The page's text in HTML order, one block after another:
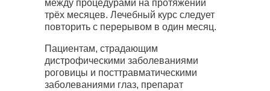
между процедурами на протяжении
трёх месяцев. Лечебный курс следует
повторить с перерывом в один месяц.
Пациентам, страдающим
дистрофическими заболеваниями
роговицы и посттравматическими
заболеваниями глаз, препарат